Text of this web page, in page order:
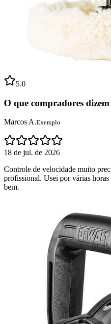
5.0
O que compradores dizem
Marcos A.Exemplo
18 de jul. de 2026
Controle de velocidade muito
profissional. Usei por várias
bem.